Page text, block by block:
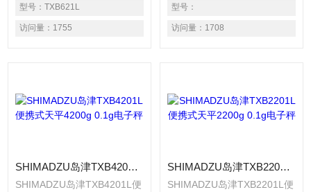
字键充分感受菜单操作的直感
和便利。$n● 测定的Z佳设
备，灵敏度的迅速设置 $n在
状态。
型号： TXB621L
访问量： 1755
用十字键充分感受菜单操作的
直感和便利。 ● 测定的Z佳设
备，灵敏度的迅速设置 在测
态。
型号：
访问量： 1708
SHIMADZU岛津TXB4201L便携式天平4200g 0.1g电子秤
SHIMADZU岛津TXB4201L便
SHIMADZU岛津TXB2201L便携式天平2200g 0.1g电子秤
SHIMADZU岛津TXB2201L便